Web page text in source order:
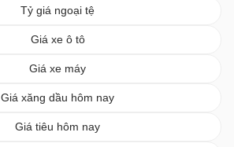
Tỷ giá ngoại tệ
Giá xe ô tô
Giá xe máy
Giá xăng dầu hôm nay
Giá tiêu hôm nay